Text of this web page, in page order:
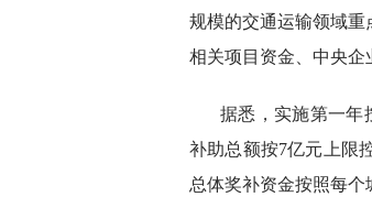
规模的交通运输领域
相关项目资金、中央企
据悉，实施第一年
补助总额按7亿元上限
总体奖补资金按照每